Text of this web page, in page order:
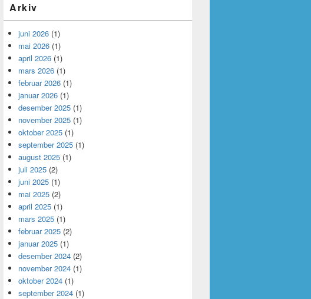
Arkiv
juni 2026 (1)
mai 2026 (1)
april 2026 (1)
mars 2026 (1)
februar 2026 (1)
januar 2026 (1)
desember 2025 (1)
november 2025 (1)
oktober 2025 (1)
september 2025 (1)
august 2025 (1)
juli 2025 (2)
juni 2025 (1)
mai 2025 (2)
april 2025 (1)
mars 2025 (1)
februar 2025 (2)
januar 2025 (1)
desember 2024 (2)
november 2024 (1)
oktober 2024 (1)
september 2024 (1)